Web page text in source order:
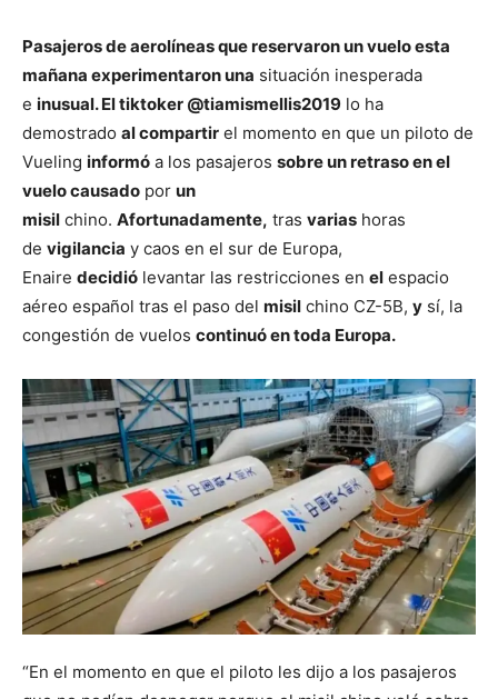
Pasajeros de aerolíneas que reservaron un vuelo esta
mañana experimentaron una situación inesperada
e inusual. El tiktoker @tiamismellis2019 lo ha
demostrado al compartir el momento en que un piloto de
Vueling informó a los pasajeros sobre un retraso en el
vuelo causado por un
misil chino. Afortunadamente, tras varias horas
de vigilancia y caos en el sur de Europa,
Enaire decidió levantar las restricciones en el espacio
aéreo español tras el paso del misil chino CZ-5B, y sí, la
congestión de vuelos continuó en toda Europa.
“En el momento en que el piloto les dijo a los pasajeros